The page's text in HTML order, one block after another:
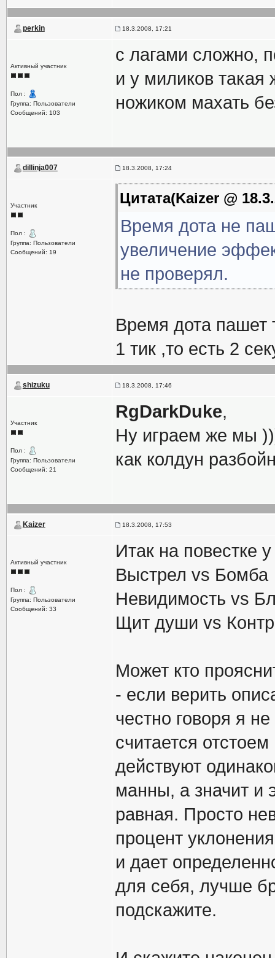
perkin 18.3.2008, 17:21
Активный участник
Пол :
Группа: Пользователи
Сообщений: 103
с лагами сложно,
и у миликов такая
ножиком махать
dillinja007 18.3.2008, 17:24
Участник
Пол :
Группа: Пользователи
Сообщений: 19
Цитата(Kaizer @
Время дота не
увеличение
не проверял.
Время дота пашет
1 тик ,то есть 2
shizuku 18.3.2008, 17:46
Участник
Пол :
Группа: Пользователи
Сообщений: 21
RgDarkDuke,
Ну играем же мы
как колдун
Kaizer 18.3.2008, 17:53
Активный участник
Пол :
Группа: Пользователи
Сообщений: 33
Итак на повестке
Выстрел vs Бомба
Невидимость vs
Щит души vs
Может кто
- если верить
честно говоря я
считается
действуют
манны, а значит и
равная. Просто
процент
и дает
для себя, лучше
подскажите.